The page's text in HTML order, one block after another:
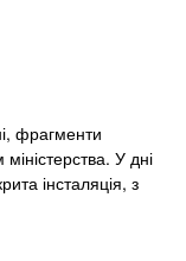
фрагменти
У дні
інсталяція, з